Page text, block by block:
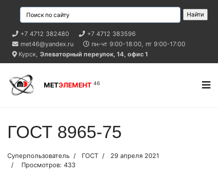
+7 4712 382480
+7 4712 383596
met46@yandex.ru
пн-чт 9:00-18:00, пт 9:00-17:00
Курск, Элеваторный переулок, 14, офис 1
МЕТЭЛЕМЕНТ 46
ГОСТ 8965-75
Суперпользователь ГОСТ
29 апреля 2021
Просмотров: 433